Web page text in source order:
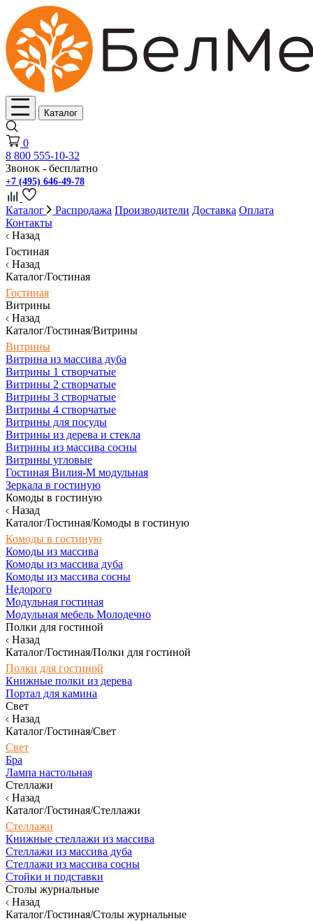
Каталог
0
8 800 555-10-32
Звонок - бесплатно
+7 (495) 646-49-78
Каталог Распродажа Производители Доставка Оплата
Контакты
Назад
Гостиная
Назад
Каталог/Гостиная
Гостиная
Витрины
Назад
Каталог/Гостиная/Витрины
Витрины
Витрина из массива дуба
Витрины 1 створчатые
Витрины 2 створчатые
Витрины 3 створчатые
Витрины 4 створчатые
Витрины для посуды
Витрины из дерева и стекла
Витрины из массива сосны
Витрины угловые
Гостиная Вилия-М модульная
Зеркала в гостиную
Комоды в гостиную
Назад
Каталог/Гостиная/Комоды в гостиную
Комоды в гостиную
Комоды из массива
Комоды из массива дуба
Комоды из массива сосны
Недорого
Модульная гостиная
Модульная мебель Молодечно
Полки для гостиной
Назад
Каталог/Гостиная/Полки для гостиной
Полки для гостиной
Книжные полки из дерева
Портал для камина
Свет
Назад
Каталог/Гостиная/Свет
Свет
Бра
Лампа настольная
Стеллажи
Назад
Каталог/Гостиная/Стеллажи
Стеллажи
Книжные стеллажи из массива
Стеллажи из массива дуба
Стеллажи из массива сосны
Стойки и подставки
Столы журнальные
Назад
Каталог/Гостиная/Столы журнальные